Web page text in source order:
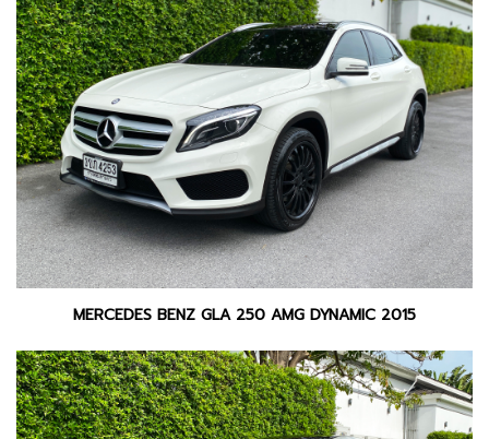
MERCEDES BENZ GLA 250 AMG DYNAMIC 2015